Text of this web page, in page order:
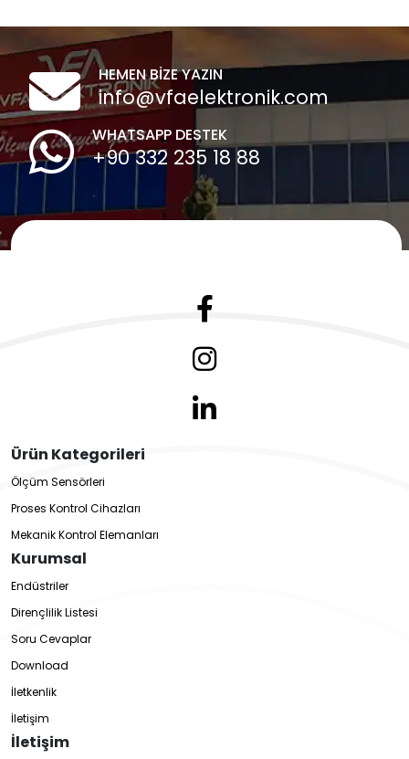
HEMEN BİZE YAZIN
info@vfaelektronik.com
WHATSAPP DESTEK
+90 332 235 18 88
Ürün Kategorileri
Ölçüm Sensörleri
Proses Kontrol Cihazları
Mekanik Kontrol Elemanları
Kurumsal
Endüstriler
Dirençlilik Listesi
Soru Cevaplar
Download
İletkenlik
İletişim
İletişim